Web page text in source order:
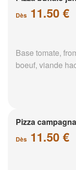
Dès 11.50 €
Base tomate,
boeuf, viande
Pizza
Dès 11.50 €